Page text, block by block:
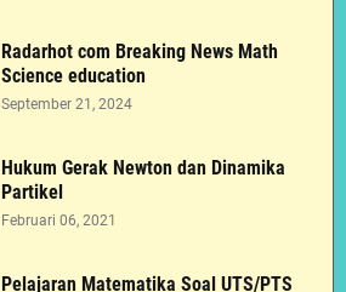
Radarhot com Breaking News Math
Science education
September 21, 2024
Hukum Gerak Newton dan Dinamika
Partikel
Februari 06, 2021
Pelajaran Matematika Soal UTS/PTS